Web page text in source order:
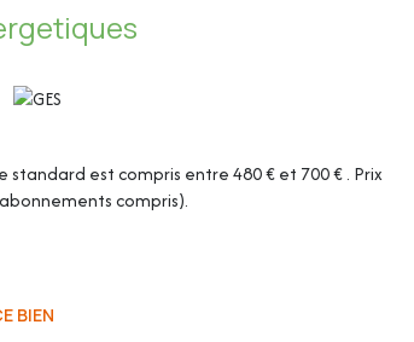
est compris entre 480 € et 700 € . Prix
compris).
BIEN